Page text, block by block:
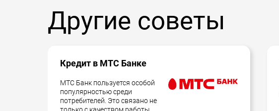
Другие советы
Кредит в МТС Банке
МТС Банк пользуется особой
популярностью среди
потребителей. Это связано не